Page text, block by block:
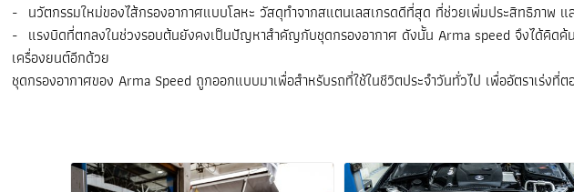
- นวัตกรรมใหม่ของไส้กรองอากาศแบบโลหะ วัสดุทำจากสแตนเลสเกรดดีที่สุด ที่ช่วยเพิ่มประสิทธิภาพ
- แรงบิดที่ตกลงในช่วงรอบต้นยังคงเป็นปัญหาสำคัญกับชุดกรองอากาศ ดังนั้น Arma speed จึงได้คิดค้
เครื่องยนต์อีกด้วย
ชุดกรองอากาศของ Arma Speed ถูกออกแบบมาเพื่อสำหรับรถที่ใช้ในชีวิตประจำวันทั่วไป เพื่ออัตราเร่ง